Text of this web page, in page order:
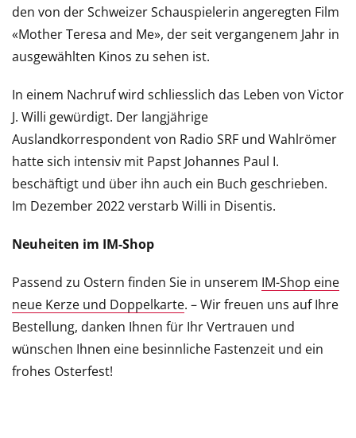
den von der Schweizer Schauspielerin angeregten Film
«Mother Teresa and Me», der seit vergangenem Jahr in
ausgewählten Kinos zu sehen ist.
In einem Nachruf wird schliesslich das Leben von Victor
J. Willi gewürdigt. Der langjährige
Auslandkorrespondent von Radio SRF und Wahlrömer
hatte sich intensiv mit Papst Johannes Paul I.
beschäftigt und über ihn auch ein Buch geschrieben.
Im Dezember 2022 verstarb Willi in Disentis.
Neuheiten im IM-Shop
Passend zu Ostern finden Sie in unserem IM-Shop eine
neue Kerze und Doppelkarte. – Wir freuen uns auf Ihre
Bestellung, danken Ihnen für Ihr Vertrauen und
wünschen Ihnen eine besinnliche Fastenzeit und ein
frohes Osterfest!